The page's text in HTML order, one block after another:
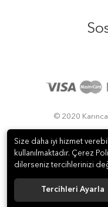
© 2020 Karınca
Size daha iyi hizmet
kullanılmaktadır. Çerez
dilerseniz tercihlerinizi
Tercihleri Ayarla